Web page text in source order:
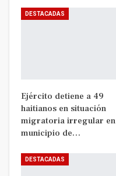
DESTACADAS
Ejército detiene a 49
haitianos en situación
migratoria irregular en
municipio de…
DESTACADAS